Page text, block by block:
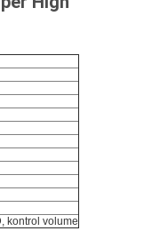
kontrol volume